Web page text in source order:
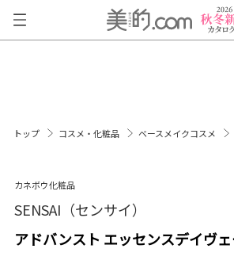
トップ コスメ・化粧品 ベースメイクコスメ
カネボウ化粧品
SENSAI（センサイ）
アドバンスト エッセンスデイヴ